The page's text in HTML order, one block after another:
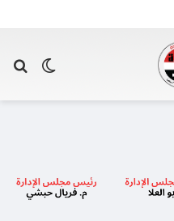
الوضع